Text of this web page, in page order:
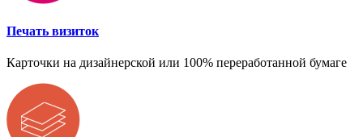
Печать визиток
Карточки на дизайнерской или 100% переработанной бумаге